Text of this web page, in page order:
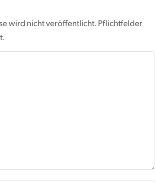
wird nicht veröffentlicht. Pflichtfelder